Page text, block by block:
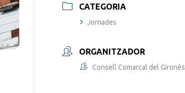
CATEGORIA
Jornades
ORGANITZADOR
Consell Comarcal del Gironès